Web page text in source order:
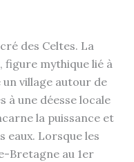
des Celtes. La
figure mythique lié à
village autour de
à une déesse locale
la puissance et
eaux. Lorsque les
Bretagne au 1er